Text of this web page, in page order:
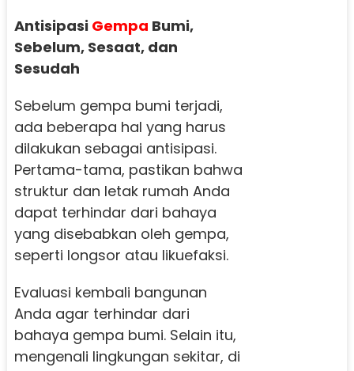
Antisipasi Gempa Bumi,
Sebelum, Sesaat, dan
Sesudah
Sebelum gempa bumi terjadi,
ada beberapa hal yang harus
dilakukan sebagai antisipasi.
Pertama-tama, pastikan bahwa
struktur dan letak rumah Anda
dapat terhindar dari bahaya
yang disebabkan oleh gempa,
seperti longsor atau likuefaksi.
Evaluasi kembali bangunan
Anda agar terhindar dari
bahaya gempa bumi. Selain itu,
mengenali lingkungan sekitar, di